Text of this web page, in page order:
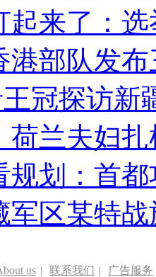
起来了：
港部队发
冠探访新
荷兰夫妇
规划：首
军区某特
us | 联系我们 | 广告服务